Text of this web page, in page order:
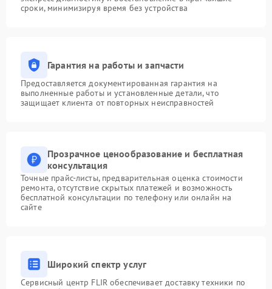
сроки, минимизируя время без устройства
Гарантия на работы и запчасти
Предоставляется документированная гарантия на
выполненные работы и установленные детали, что
защищает клиента от повторных неисправностей
Прозрачное ценообразование и бесплатная
консультация
Точные прайс-листы, предварительная оценка стоимости
ремонта, отсутствие скрытых платежей и возможность
бесплатной консультации по телефону или онлайн на
сайте
Широкий спектр услуг
Сервисный центр FLIR обеспечивает доставку техники по